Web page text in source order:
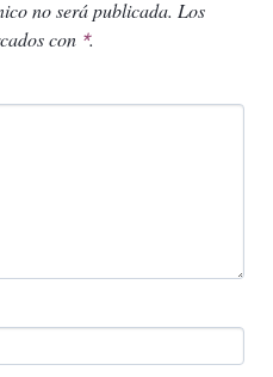
no será publicada. Los
con *.